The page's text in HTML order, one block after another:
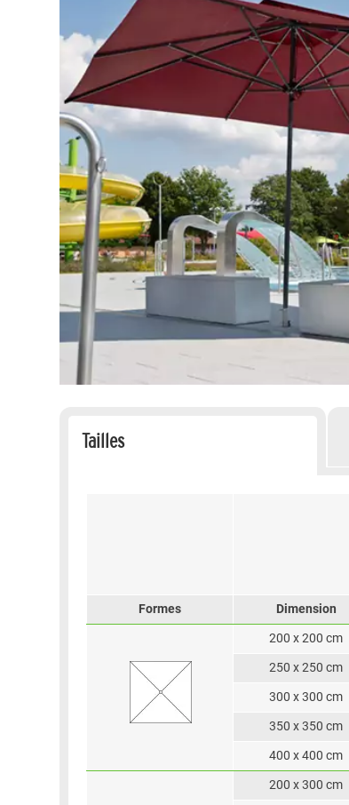
Tailles
Formes Dimension
200 x 200 cm
250 x 250 cm
300 x 300 cm
350 x 350 cm
400 x 400 cm
200 x 300 cm